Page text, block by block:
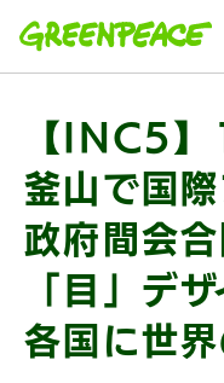
【INC5
釜山で国
政府間会
「目」デ
各国に世